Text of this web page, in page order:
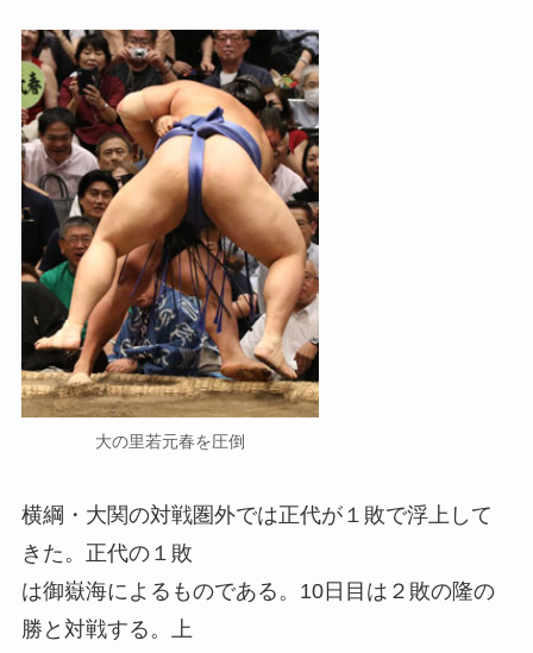
大の里若元春を圧倒
横綱・大関の対戦圏外では正代が１敗で浮上して
きた。正代の１敗
は御嶽海によるものである。10日目は２敗の隆の
勝と対戦する。上